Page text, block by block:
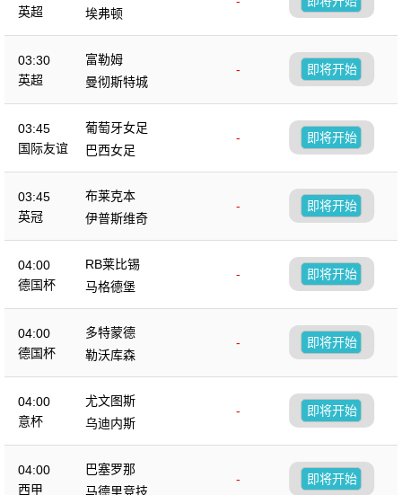
英超
埃弗顿
03:30
英超
富勒姆
-
曼彻斯特城
即将开始
03:45
国际友谊
葡萄牙女足
-
巴西女足
即将开始
03:45
英冠
布莱克本
-
伊普斯维奇
即将开始
04:00
德国杯
RB莱比锡
-
马格德堡
即将开始
04:00
德国杯
多特蒙德
-
勒沃库森
即将开始
04:00
意杯
尤文图斯
-
乌迪内斯
即将开始
04:00
西甲
巴塞罗那
-
马德里竞技
即将开始